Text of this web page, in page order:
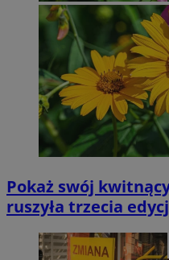
Pokaż swój
ruszyła trzecia